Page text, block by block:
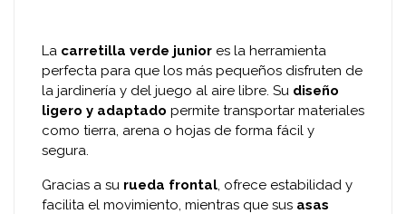
La carretilla verde junior es la herramienta
perfecta para que los más pequeños disfruten de
la jardinería y del juego al aire libre. Su diseño
ligero y adaptado permite transportar materiales
como tierra, arena o hojas de forma fácil y
segura.
Gracias a su rueda frontal, ofrece estabilidad y
facilita el movimiento, mientras que sus asas